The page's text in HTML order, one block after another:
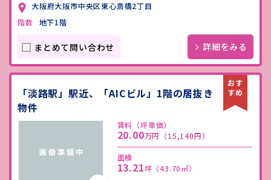
大阪府大阪市中央区東心斎橋2丁目
階数
地下1階
まとめて問い合わせ 詳細をみる
「淡路駅」駅近、「AICビル」1階の居抜き
物件
賃料（坪単価）
20.00万円 （15,140円）
面積
13.21坪 （43.70㎡）